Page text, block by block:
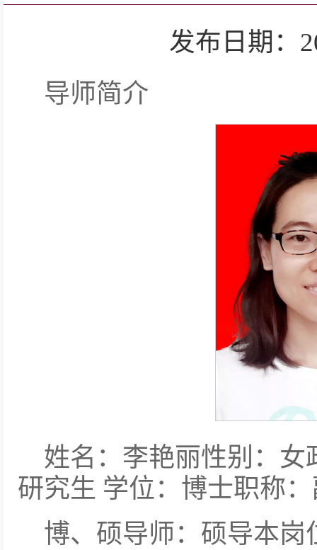
发布日期：
导师简介
姓名：李艳丽性别：
研究生 学位：博士职称
博、硕导师：硕导本岗